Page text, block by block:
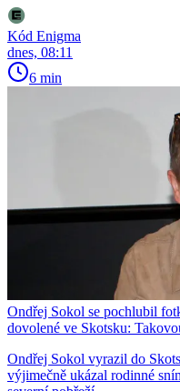
Kód Enigma
dnes, 08:11
6 min
Ondřej Sokol se pochlubil
dovolené ve Skotsku:
Ondřej Sokol vyrazil do
výjimečně ukázal rodinné